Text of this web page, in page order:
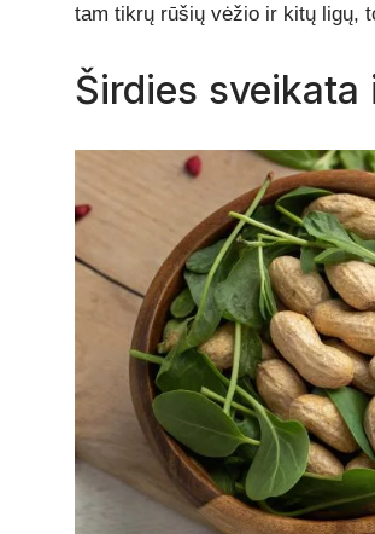
tam tikrų rūšių vėžio ir kitų ligų,
Širdies